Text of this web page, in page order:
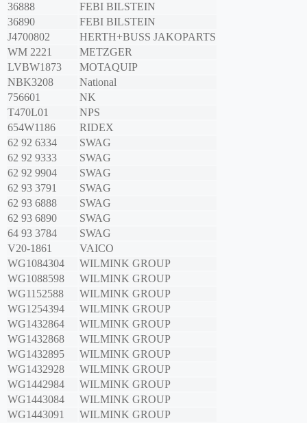
36888
FEBI BILSTEIN
36890
FEBI BILSTEIN
J4700802
HERTH+BUSS JAKOPARTS
WM 2221
METZGER
LVBW1873
MOTAQUIP
NBK3208
National
756601
NK
T470L01
NPS
654W1186
RIDEX
62 92 6334
SWAG
62 92 9333
SWAG
62 92 9904
SWAG
62 93 3791
SWAG
62 93 6888
SWAG
62 93 6890
SWAG
64 93 3784
SWAG
V20-1861
VAICO
WG1084304
WILMINK GROUP
WG1088598
WILMINK GROUP
WG1152588
WILMINK GROUP
WG1254394
WILMINK GROUP
WG1432864
WILMINK GROUP
WG1432868
WILMINK GROUP
WG1432895
WILMINK GROUP
WG1432928
WILMINK GROUP
WG1442984
WILMINK GROUP
WG1443084
WILMINK GROUP
WG1443091
WILMINK GROUP